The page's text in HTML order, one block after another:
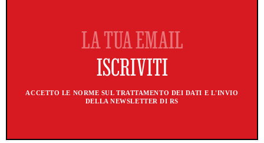
ACCETTO LE NORME SUL TRATTAMENTO DEI DATI E L'INVIO
DELLA NEWSLETTER DI RS